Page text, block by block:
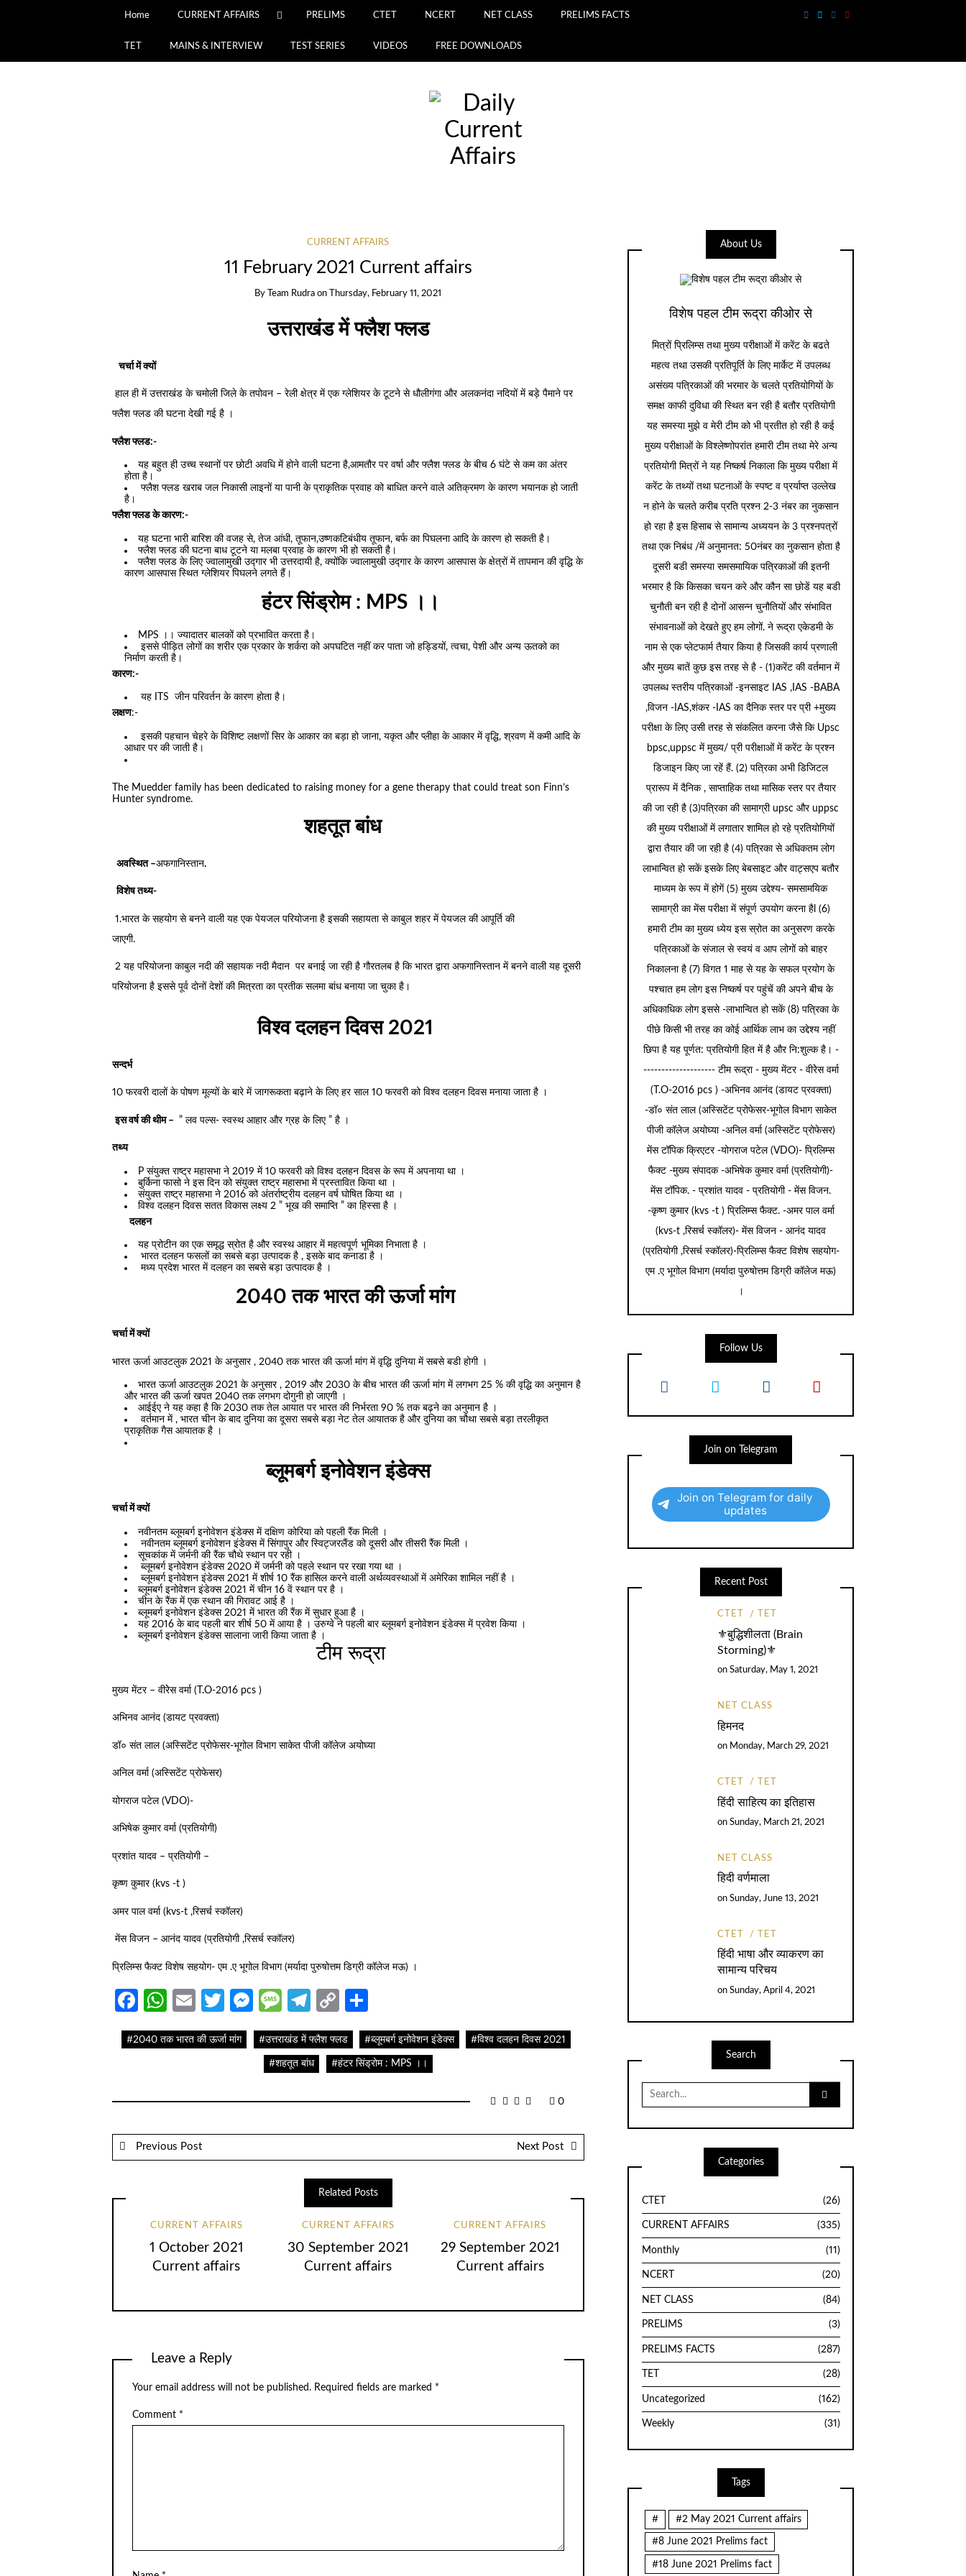
Home CURRENT AFFAIRS PRELIMS CTET NCERT NET CLASS PRELIMS FACTS
TET MAINS & INTERVIEW TEST SERIES VIDEOS FREE DOWNLOADS
CURRENT AFFAIRS
11 February 2021 Current affairs
By Team Rudra on Thursday, February 11, 2021
उत्तराखंड में फ्लैश फ्लड
चर्चा में क्यों
हाल ही में उत्तराखंड के चमोली जिले के तपोवन – रेली क्षेत्र में एक ग्लेशियर के टूटने से धौलीगंगा और अलकनंदा नदियों में बड़े पैमाने पर
फ्लैश फ्लड की घटना देखी गई है ।
फ्लैश फ्लड:-
यह बहुत ही उच्च स्थानों पर छोटी अवधि में होने वाली घटना है,आमतौर पर वर्षा और फ्लैश फ्लड के बीच 6 घंटे से कम का अंतर
होता है।
फ्लैश फ्लड खराब जल निकासी लाइनों या पानी के प्राकृतिक प्रवाह को बाधित करने वाले अतिक्रमण के कारण भयानक हो जाती
है।
फ्लैश फ्लड के कारण:-
यह घटना भारी बारिश की वजह से, तेज आंधी, तूफान,उष्णकटिबंधीय तूफान, बर्फ का पिघलना आदि के कारण हो सकती है।
फ्लैश फ्लड की घटना बाध टूटने या मलबा प्रवाह के कारण भी हो सकती है।
फ्लैश फ्लड के लिए ज्वालामुखी उद्गार भी उत्तरदायी है, क्योंकि ज्वालामुखी उद्गार के कारण आसपास के क्षेत्रों में तापमान की वृद्धि के
कारण आसपास स्थित ग्लेशियर पिघलने लगते हैं।
हंटर सिंड्रोम : MPS ।।
MPS ।। ज्यादातर बालकों को प्रभावित करता है।
इससे पीड़ित लोगों का शरीर एक प्रकार के शर्करा को अपघटित नहीं कर पाता जो हड्डियों, त्वचा, पेशी और अन्य ऊतको का
निर्माण करती है।
कारण:-
यह ITS जीन परिवर्तन के कारण होता है।
लक्षण:-
इसकी पहचान चेहरे के विशिष्ट लक्षणों सिर के आकार का बड़ा हो जाना, यकृत और प्लीहा के आकार में वृद्धि, श्रवण में कमी आदि के
आधार पर की जाती है।
The Muedder family has been dedicated to raising money for a gene therapy that could treat son Finn’s
Hunter syndrome.
शहतूत बांध
अवस्थित –अफगानिस्तान.
विशेष तथ्य-
1.भारत के सहयोग से बनने वाली यह एक पेयजल परियोजना है इसकी सहायता से काबुल शहर में पेयजल की आपूर्ति की
जाएगी.
2 यह परियोजना काबुल नदी की सहायक नदी मैदान पर बनाई जा रही है गौरतलब है कि भारत द्वारा अफगानिस्तान में बनने वाली यह दूसरी
परियोजना है इससे पूर्व दोनों देशों की मित्रता का प्रतीक सलमा बांध बनाया जा चुका है।
विश्व दलहन दिवस 2021
सन्दर्भ
10 फरवरी दालों के पोषण मूल्यों के बारे में जागरूकता बढ़ाने के लिए हर साल 10 फरवरी को विश्व दलहन दिवस मनाया जाता है ।
इस वर्ष की थीम – ” लव पल्स- स्वस्थ आहार और ग्रह के लिए ” है ।
तथ्य
P संयुक्त राष्ट्र महासभा ने 2019 में 10 फरवरी को विश्व दलहन दिवस के रूप में अपनाया था ।
बुर्किना फासो ने इस दिन को संयुक्त राष्ट्र महासभा में प्रस्तावित किया था ।
संयुक्त राष्ट्र महासभा ने 2016 को अंतर्राष्ट्रीय दलहन वर्ष घोषित किया था ।
विश्व दलहन दिवस सतत विकास लक्ष्य 2 ” भूख की समाप्ति ” का हिस्सा है ।
दलहन
यह प्रोटीन का एक समृद्ध स्रोत है और स्वस्थ आहार में महत्वपूर्ण भूमिका निभाता है ।
भारत दलहन फसलों का सबसे बड़ा उत्पादक है , इसके बाद कनाडा है ।
मध्य प्रदेश भारत में दलहन का सबसे बड़ा उत्पादक है ।
2040 तक भारत की ऊर्जा मांग
चर्चा में क्यों
भारत ऊर्जा आउटलुक 2021 के अनुसार , 2040 तक भारत की ऊर्जा मांग में वृद्धि दुनिया में सबसे बडी होगी ।
भारत ऊर्जा आउटलुक 2021 के अनुसार , 2019 और 2030 के बीच भारत की ऊर्जा मांग में लगभग 25 % की वृद्धि का अनुमान है
और भारत की ऊर्जा खपत 2040 तक लगभग दोगुनी हो जाएगी ।
आईईए ने यह कहा है कि 2030 तक तेल आयात पर भारत की निर्भरता 90 % तक बढ़ने का अनुमान है ।
वर्तमान में , भारत चीन के बाद दुनिया का दूसरा सबसे बड़ा नेट तेल आयातक है और दुनिया का चौथा सबसे बड़ा तरलीकृत
प्राकृतिक गैस आयातक है ।
ब्लूमबर्ग इनोवेशन इंडेक्स
चर्चा में क्यों
नवीनतम ब्लूमबर्ग इनोवेशन इंडेक्स में दक्षिण कोरिया को पहली रैंक मिली ।
नवीनतम ब्लूमबर्ग इनोवेशन इंडेक्स में सिंगापुर और स्विट्जरलैंड को दूसरी और तीसरी रैंक मिली ।
सूचकांक में जर्मनी की रैंक चौथे स्थान पर रही ।
ब्लूमबर्ग इनोवेशन इंडेक्स 2020 में जर्मनी को पहले स्थान पर रखा गया था ।
ब्लूमबर्ग इनोवेशन इंडेक्स 2021 में शीर्ष 10 रैंक हासिल करने वाली अर्थव्यवस्थाओं में अमेरिका शामिल नहीं है ।
ब्लूमबर्ग इनोवेशन इंडेक्स 2021 में चीन 16 वें स्थान पर है ।
चीन के रैंक में एक स्थान की गिरावट आई है ।
ब्लूमबर्ग इनोवेशन इंडेक्स 2021 में भारत की रैंक में सुधार हुआ है ।
यह 2016 के बाद पहली बार शीर्ष 50 में आया है । उरुग्वे ने पहली बार ब्लूमबर्ग इनोवेशन इंडेक्स में प्रवेश किया ।
ब्लूमबर्ग इनोवेशन इंडेक्स सालाना जारी किया जाता है ।
टीम रूद्रा
मुख्य मेंटर – वीरेेस वर्मा (T.O-2016 pcs )
अभिनव आनंद (डायट प्रवक्ता)
डॉ० संत लाल (अस्सिटेंट प्रोफेसर-भूगोल विभाग साकेत पीजी कॉलेज अयोघ्या
अनिल वर्मा (अस्सिटेंट प्रोफेसर)
योगराज पटेल (VDO)-
अभिषेक कुमार वर्मा (प्रतियोगी)
प्रशांत यादव – प्रतियोगी –
कृष्ण कुमार (kvs -t )
अमर पाल वर्मा (kvs-t ,रिसर्च स्कॉलर)
मेंस विजन – आनंद यादव (प्रतियोगी ,रिसर्च स्कॉलर)
प्रिलिम्स फैक्ट विशेष सहयोग- एम .ए भूगोल विभाग (मर्यादा पुरुषोत्तम डिग्री कॉलेज मऊ) ।
Facebook
WhatsApp
EmailTwitter
Messenger
Message
Telegram
Copy
#2040 तक भारत की ऊर्जा मांग #उत्तराखंड में फ्लैश फ्लड #ब्लूमबर्ग इनोवेशन इंडेक्स #विश्व दलहन दिवस 2021
#शहतूत बांध #हंटर सिंड्रोम : MPS ।।
0
Previous Post Next Post
Related Posts
CURRENT AFFAIRS
1 October 2021
Current affairs
CURRENT AFFAIRS
30 September 2021
Current affairs
CURRENT AFFAIRS
29 September 2021
Current affairs
Leave a Reply
Your email address will not be published. Required fields are marked *
Comment *
About Us
विशेष पहल टीम रूद्रा कीओर से
मित्रों प्रिलिम्स तथा मुख्य परीक्षाओं में करेंट के बढते
महत्व तथा उसकी प्रतिपूर्ति के लिए मार्केट में उपलब्ध
असंख्य पत्रिकाओं की भरमार के चलते प्रतियोगियों के
समक्ष काफी दुविधा की स्थित बन रही है बतौर प्रतियोगी
यह समस्या मुझे व मेरी टीम को भी प्रतीत हो रही है कई
मुख्य परीक्षाओं के विश्लेष्णोपरांत हमारी टीम तथा मेरे अन्य
प्रतियोगी मित्रों ने यह निष्कर्ष निकाला कि मुख्य परीक्षा में
करेंट के तथ्यों तथा घटनाओं के स्पष्ट व प्रर्याप्त उल्लेख
न होने के चलते करीब प्रति प्रश्न 2-3 नंबर का नुकसान
हो रहा है इस हिसाब से सामान्य अध्ययन के 3 प्रश्नपत्रों
तथा एक निबंध /में अनुमानत: 50नंबर का नुकसान होता है
दूसरी बडी समस्या समसमायिक पत्रिकाओं की इतनी
भरमार है कि किसका चयन करे और कौन सा छोडें यह बडी
चुनौती बन रही है दोनों आसन्न चुनौतियों और संभावित
संभावनाओं को देखते हुए हम लोगों. ने रूद्रा एकेडमी के
नाम से एक प्लेटफार्म तैयार किया है जिसकी कार्य प्रणाली
और मुख्य बातें कुछ इस तरह से है - (1)करेंट की वर्तमान में
उपलब्ध स्तरीय पत्रिकाओं -इनसाइट IAS ,IAS -BABA
,विजन -IAS,शंकर -IAS का दैनिक स्तर पर प्री +मुख्य
परीक्षा के लिए उसी तरह से संकलित करना जैसे कि Upsc
bpsc,uppsc में मुख्य/ प्री परीक्षाओं में करेंट के प्रश्न
डिजाइन किए जा रहें हैं. (2) पत्रिका अभी डिजिटल
प्रारूप में दैनिक , साप्ताहिक तथा मासिक स्तर पर तैयार
की जा रही है (3)पत्रिका की सामाग्री upsc और uppsc
की मुख्य परीक्षाओं में लगातार शामिल हो रहे प्रतियोगियों
द्वारा तैयार की जा रही है (4) पत्रिका से अधिकतम लोग
लाभान्वित हो सकें इसके लिए बेबसाइट और वाट्सएप बतौर
माध्यम के रूप में होगें (5) मुख्य उद्देश्य- समसामयिक
सामाग्री का मेंस परीक्षा में संपूर्ण उपयोग करना हैl (6)
हमारी टीम का मुख्य ध्येय इस स्रोत का अनुसरण करके
पत्रिकाओं के संजाल से स्वयं व आप लोगों को बाहर
निकालना है (7) विगत 1 माह से यह के सफल प्रयोग के
पश्चात हम लोग इस निष्कर्ष पर पहुंचें की अपने बीच के
अधिकाधिक लोग इससे -लाभान्वित हो सकें (8) पत्रिका के
पीछे किसी भी तरह का कोई आर्थिक लाभ का उद्देश्य नहीं
छिपा है यह पूर्णत: प्रतियोगी हित में है और नि:शुल्क है। -
-------------------- टीम रूद्रा - मुख्य मेंटर - वीरेेस वर्मा
(T.O-2016 pcs ) -अभिनव आनंद (डायट प्रवक्ता)
-डॉ० संत लाल (अस्सिटेंट प्रोफेसर-भूगोल विभाग साकेत
पीजी कॉलेज अयोघ्या -अनिल वर्मा (अस्सिटेंट प्रोफेसर)
मेंस टॉपिक क्रिएटर -योगराज पटेल (VDO)- प्रिलिम्स
फैक्ट -मुख्य संपादक -अभिषेक कुमार वर्मा (प्रतियोगी)-
मेंस टॉपिक. - प्रशांत यादव - प्रतियोगी - मेंस विजन.
-कृष्ण कुमार (kvs -t ) प्रिलिम्स फैक्ट. -अमर पाल वर्मा
(kvs-t ,रिसर्च स्कॉलर)- मेंस विजन - आनंद यादव
(प्रतियोगी ,रिसर्च स्कॉलर)-प्रिलिम्स फैक्ट विशेष सहयोग-
एम .ए भूगोल विभाग (मर्यादा पुरुषोत्तम डिग्री कॉलेज मऊ)
।
Follow Us
Join on Telegram
Join on Telegram for daily
updates
Recent Post
CTET TET
⚜️बुद्धिशीलता (Brain
Storming)⚜️
on Saturday, May 1, 2021
NET CLASS
हिमनद
on Monday, March 29, 2021
CTET TET
हिंदी साहित्य का इतिहास
on Sunday, March 21, 2021
NET CLASS
हिदी वर्णमाला
on Sunday, June 13, 2021
CTET TET
हिंदी भाषा और व्याकरण का
सामान्य परिचय
on Sunday, April 4, 2021
Search
Search
for:
Categories
CTET (26)
CURRENT AFFAIRS (335)
Monthly (11)
NCERT (20)
NET CLASS (84)
PRELIMS (3)
PRELIMS FACTS (287)
TET (28)
Uncategorized (162)
Weekly (31)
Tags
# #2 May 2021 Current affairs
#8 June 2021 Prelims fact
#18 June 2021 Prelims fact